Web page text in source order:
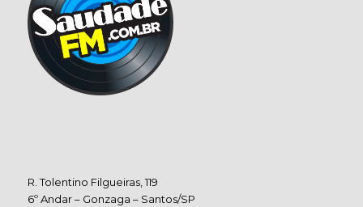
R. Tolentino Filgueiras, 119
6º Andar – Gonzaga – Santos/SP